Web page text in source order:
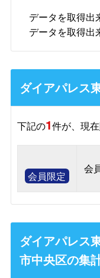
データを取得出
データを取得出
ダイアパレス
下記の1件が、現
会員限定
会
ダイアパレス
市中央区の集